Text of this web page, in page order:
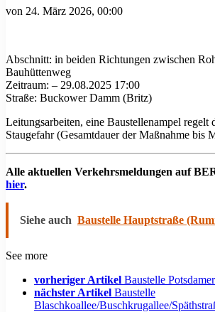
von 24. März 2026, 00:00
Abschnitt: in beiden Richtungen zwischen
Bauhüttenweg
Zeitraum: – 29.08.2025 17:00
Straße: Buckower Damm (Britz)
Leitungsarbeiten, eine Baustellenampel regelt
Staugefahr (Gesamtdauer der Maßnahme bis
Alle aktuellen Verkehrsmeldungen auf
hier.
Siehe auch Baustelle Hauptstraße
See more
vorheriger Artikel Baustelle
nächster Artikel Baustelle
Blaschkoallee/Buschkrugallee/